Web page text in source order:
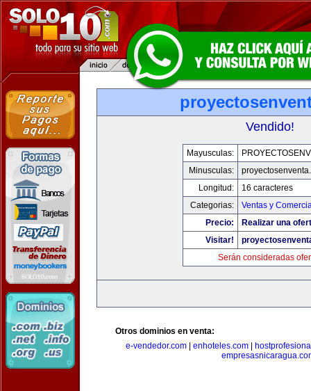
Vendido!
Mayusculas:
Minusculas:
Longitud:
16 caracteres
Categorias:
Ventas y
Precio:
Realizar una
Visitar!
Serán consideradas
Otros dominios en venta:
e-vendedor.com| enhoteles.com|